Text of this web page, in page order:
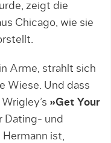
zeigt die
Chicago, wie sie
Arme, strahlt sich
Wiese. Und dass
»Get Your
Dating- und
ist,